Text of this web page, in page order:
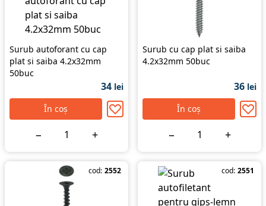
Surub autoforant cu cap
plat si saiba 4.2x32mm
50buc
34 lei
În coș
− +
Surub cu cap plat si saiba
4.2x32mm 50buc
36 lei
În coș
− +
cod: 2552 cod: 2551